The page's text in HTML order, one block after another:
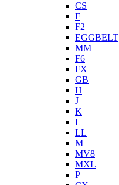
CS
F
F2
EGGBELT
MM
F6
FX
GB
H
J
K
L
LL
M
MV8
MXL
P